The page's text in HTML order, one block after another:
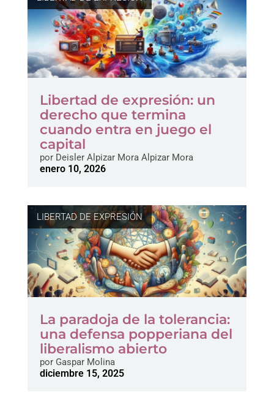
Libertad de expresión: un
derecho que termina
cuando entra en juego el
capital
porDeisler Alpizar Mora Alpizar Mora
enero 10, 2026
LIBERTAD DE EXPRESIÓN
La paradoja de la tolerancia:
una defensa popperiana del
liberalismo abierto
porGaspar Molina
diciembre 15, 2025